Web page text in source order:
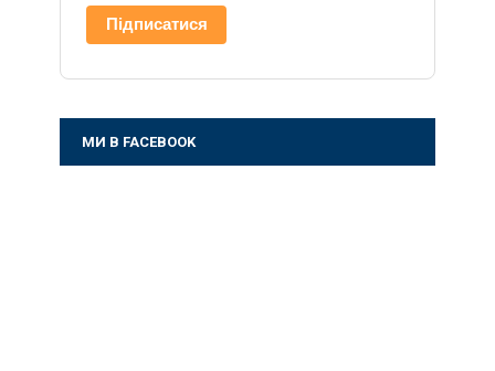
Підписатися
МИ В FACEBOOK